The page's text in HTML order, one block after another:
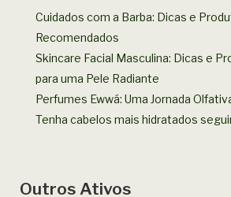
Cuidados com a Barba: Dicas e
Recomendados
Skincare Facial Masculina: Dicas e
para uma Pele Radiante
Perfumes Ewwá: Uma Jornada
Tenha cabelos mais hidratados
Outros Ativos